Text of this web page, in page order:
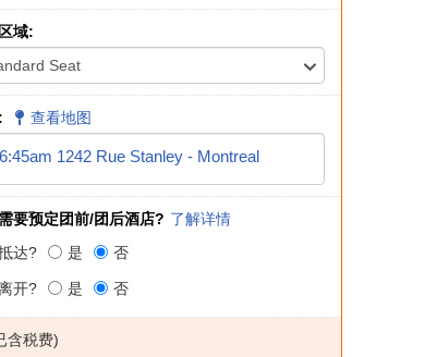
域:
Seat
查看地图
6:45am 1242 Rue Stanley - Montreal
要预定团前/团后酒店? 了解详情
达?
是 否
开? 是 否
含税费)